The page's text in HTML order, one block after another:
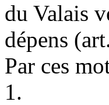
du Valais
dépens (
Par ces
1.